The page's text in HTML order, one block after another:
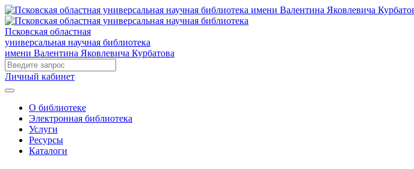
Псковская областная
универсальная научная библиотека
имени Валентина Яковлевича Курбатова
Личный кабинет
О библиотеке
Электронная библиотека
Услуги
Ресурсы
Каталоги